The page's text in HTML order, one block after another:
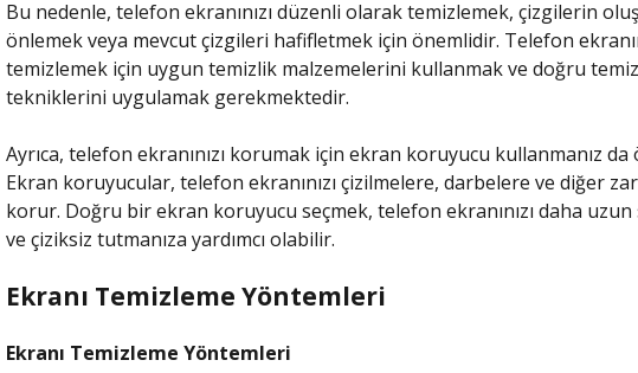
Bu nedenle, telefon ekranınızı düzenli olarak temizlemek, çizgilerin
önlemek veya mevcut çizgileri hafifletmek için önemlidir. Telefon
temizlemek için uygun temizlik malzemelerini kullanmak ve doğru
tekniklerini uygulamak gerekmektedir.
Ayrıca, telefon ekranınızı korumak için ekran koruyucu kullanmanız da
Ekran koruyucular, telefon ekranınızı çizilmelere, darbelere ve diğer
korur. Doğru bir ekran koruyucu seçmek, telefon ekranınızı daha
ve çiziksiz tutmanıza yardımcı olabilir.
Ekranı Temizleme Yöntemleri
Ekranı Temizleme Yöntemleri